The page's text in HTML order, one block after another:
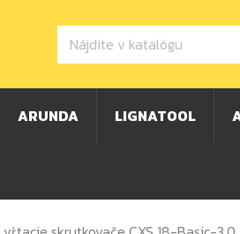
ARUNDA LIGNATOOL